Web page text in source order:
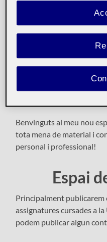
Inici
Públic
Benvinguts al meu nou
tota mena de material i
personal i professional!
Espai
Principalment
assignatures cursades a
podem publicar algun